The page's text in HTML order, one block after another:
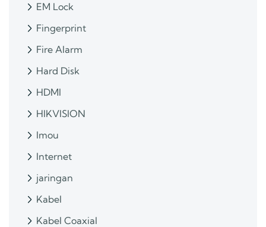
EM Lock
Fingerprint
Fire Alarm
Hard Disk
HDMI
HIKVISION
Imou
Internet
jaringan
Kabel
Kabel Coaxial